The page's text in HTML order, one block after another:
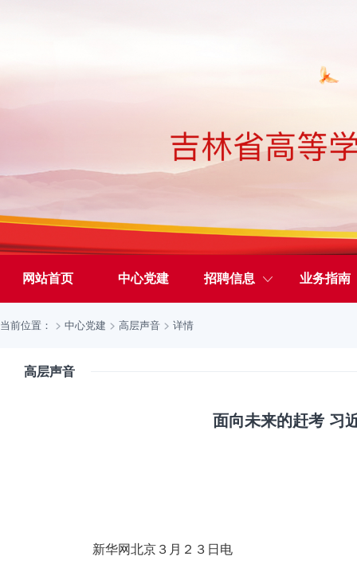
网站首页 中心党建 招聘信息 业务指南
当前位置： 中心党建 高层声音 详情
高层声音
面向未来的赶考 习
新华网北京３月２３日电